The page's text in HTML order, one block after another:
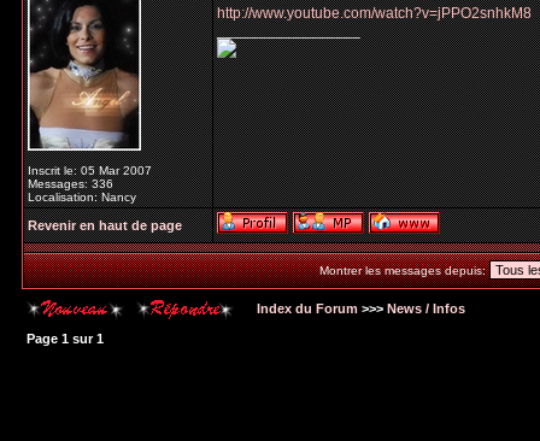
Inscrit le: 05 Mar 2007
Messages: 336
Localisation: Nancy
http://www.youtube.com/watch?v=jPPO2snhkM8
_________________
Revenir en haut de page
Montrer les messages depuis:
Index du Forum >>> News / Infos
Page 1 sur1